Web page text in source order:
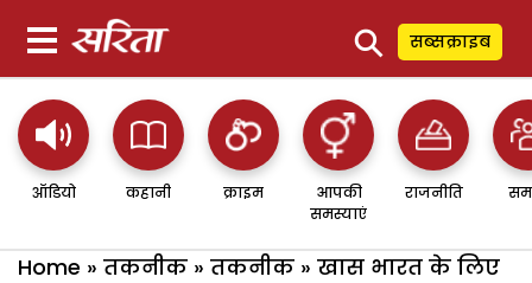
⚲ सब्सक्राइब
ऑडियो कहानी क्राइम
आपकी
समस्याएं
राजनीति
Home » तकनीक » तकनीक » खास भारत के लिए